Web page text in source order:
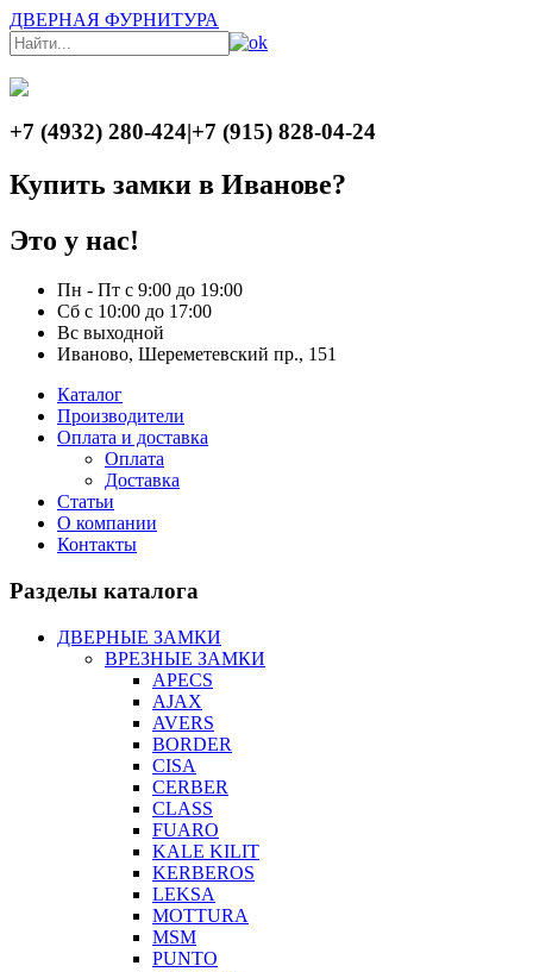
ДВЕРНАЯ ФУРНИТУРА
+7 (4932) 280-424|+7 (915) 828-04-24
Купить замки в Иванове?
Это у нас!
Пн - Пт с 9:00 до 19:00
Сб с 10:00 до 17:00
Вс выходной
Иваново, Шереметевский пр., 151
Каталог
Производители
Оплата и доставка
Оплата
Доставка
Статьи
О компании
Контакты
Разделы каталога
ДВЕРНЫЕ ЗАМКИ
ВРЕЗНЫЕ ЗАМКИ
APECS
AJAX
AVERS
BORDER
CISA
CERBER
CLASS
FUARO
KALE KILIT
KERBEROS
LEKSA
MOTTURA
MSM
PUNTO